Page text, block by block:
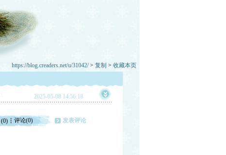
https://blog.creaders.net/u/31042/> 复制 > 收藏本页
2025-05-08 14:56:18
(0) 评论(0) 发表评论